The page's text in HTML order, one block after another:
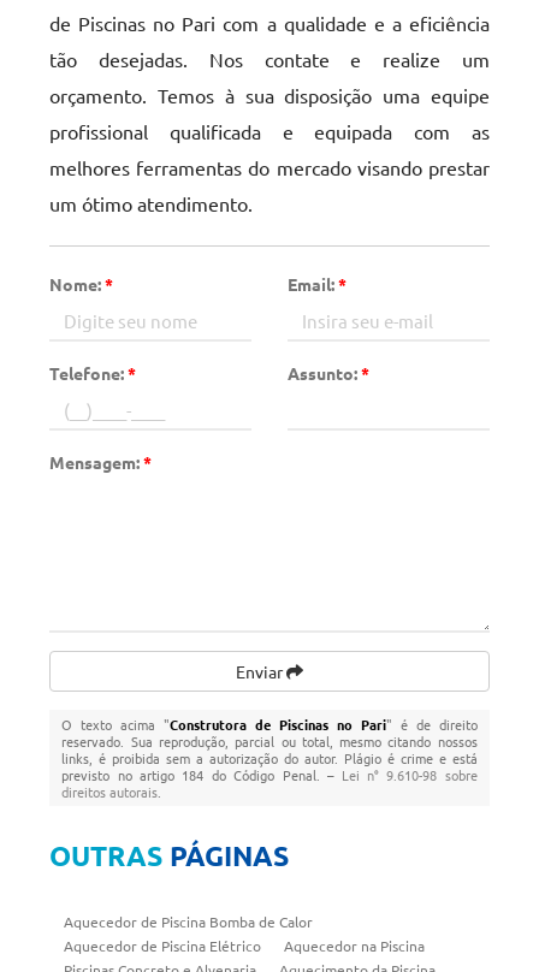
de Piscinas no Pari com a qualidade e a eficiência
tão desejadas. Nos contate e realize um
orçamento. Temos à sua disposição uma equipe
profissional qualificada e equipada com as
melhores ferramentas do mercado visando prestar
um ótimo atendimento.
Nome:* Email:*
Telefone:* Assunto:*
Mensagem:*
Enviar
O texto acima "Construtora de Piscinas no Pari" é de direito
reservado. Sua reprodução, parcial ou total, mesmo citando nossos
links, é proibida sem a autorização do autor. Plágio é crime e está
previsto no artigo 184 do Código Penal. – Lei n° 9.610-98 sobre
direitos autorais
OUTRAS PÁGINAS
Aquecedor de Piscina Bomba de Calor
Aquecedor de Piscina Elétrico
Aquecedor na Piscina